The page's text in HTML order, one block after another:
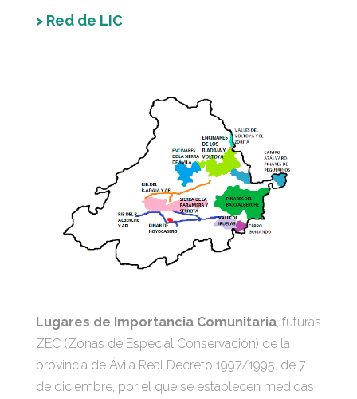
> Red de LIC
Lugares de Importancia Comunitaria, futuras
ZEC (Zonas de Especial Conservación) de la
provincia de Ávila Real Decreto 1997/1995, de 7
de diciembre, por el que se establecen medidas